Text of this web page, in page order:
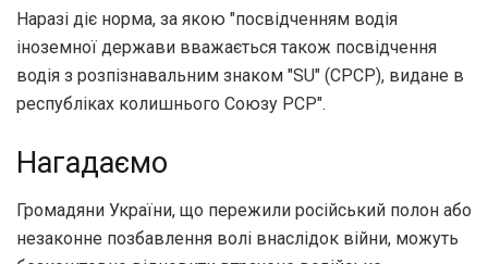
Наразі діє норма, за якою "посвідченням водія
іноземної держави вважається також посвідчення
водія з розпізнавальним знаком "SU" (СРСР), видане в
республіках колишнього Союзу РСР".
Нагадаємо
Громадяни України, що пережили російський полон або
незаконне позбавлення волі внаслідок війни, можуть